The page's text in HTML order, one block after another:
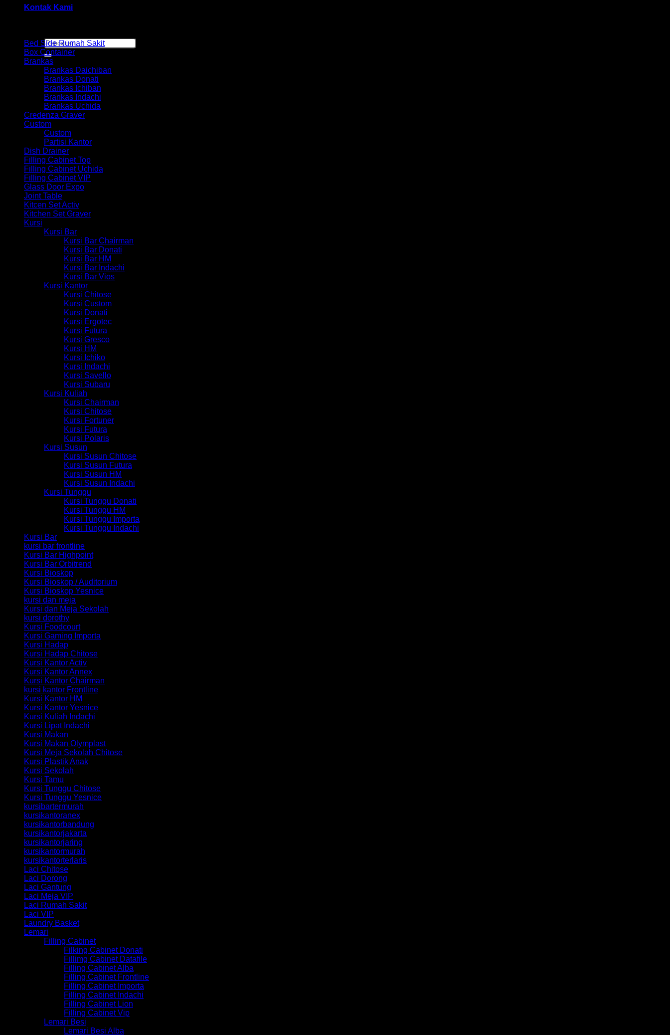
Kontak Kami
Pencarian
untuk:
Bed Side Rumah Sakit
Box Container
Brankas
Brankas Daichiban
Brankas Donati
Brankas Ichiban
Brankas Indachi
Brankas Uchida
Credenza Graver
Custom
Custom
Partisi Kantor
Dish Drainer
Filling Cabinet Top
Filling Cabinet Uchida
Filling Cabinet VIP
Glass Door Expo
Joint Table
Kitcen Set Activ
Kitchen Set Graver
Kursi
Kursi Bar
Kursi Bar Chairman
Kursi Bar Donati
Kursi Bar HM
Kursi Bar Indachi
Kursi Bar Vios
Kursi Kantor
Kursi Chitose
Kursi Custom
Kursi Donati
Kursi Ergotec
Kursi Futura
Kursi Gresco
Kursi HM
Kursi Ichiko
Kursi Indachi
Kursi Savello
Kursi Subaru
Kursi Kuliah
Kursi Chairman
Kursi Chitose
Kursi Fortuner
Kursi Futura
Kursi Polaris
Kursi Susun
Kursi Susun Chitose
Kursi Susun Futura
Kursi Susun HM
Kursi Susun Indachi
Kursi Tunggu
Kursi Tunggu Donati
Kursi Tunggu HM
Kursi Tunggu Importa
Kursi Tunggu Indachi
Kursi Bar
kursi bar frontline
Kursi Bar Highpoint
Kursi Bar Orbitrend
Kursi Bioskop
Kursi Bioskop / Auditorium
Kursi Bioskop Yesnice
kursi dan meja
Kursi dan Meja Sekolah
kursi dorothy
Kursi Foodcourt
Kursi Gaming Importa
Kursi Hadap
Kursi Hadap Chitose
Kursi Kantor Activ
Kursi Kantor Annex
Kursi Kantor Chairman
kursi kantor Frontline
Kursi Kantor HM
Kursi Kantor Yesnice
Kursi Kuliah Indachi
Kursi Lipat Indachi
Kursi Makan
Kursi Makan Olymplast
Kursi Meja Sekolah Chitose
Kursi Plastik Anak
Kursi Sekolah
Kursi Tamu
Kursi Tunggu Chitose
Kursi Tunggu Yesnice
kursibartermurah
kursikantoranex
kursikantorbandung
kursikantorjakarta
kursikantorjaring
kursikantormurah
kursikantorterlaris
Laci Chitose
Laci Dorong
Laci Gantung
Laci Meja VIP
Laci Rumah Sakit
Laci VIP
Laundry Basket
Lemari
Filling Cabinet
Filking Cabinet Donati
Fillimg Cabinet Datafile
Filling Cabinet Alba
Filling Cabinet Frontline
Filling Cabinet Importa
Filling Cabinet Indachi
Filling Cabinet Lion
Filling Cabinet Vip
Lemari Besi
Lemari Besi Alba